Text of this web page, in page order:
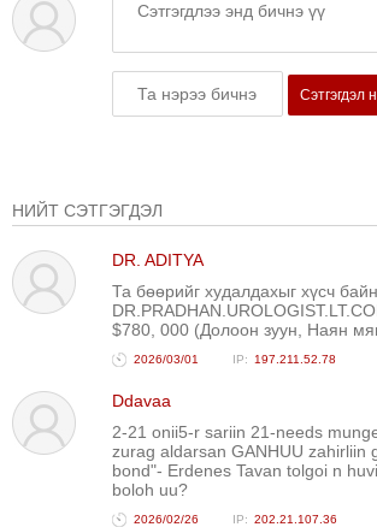
ТӨВСИЙН
ТОДОТГОЛЫН
ЭРГЭН
29
ДҮГЭЭР
ТОЙРОНД
ЗӨРЧЛИЙН
ХУУЛИЙН
Сэтгэгдэл
НИЙТ СЭТГЭГДЭЛ
DR. ADITYA
Та бөөрийг худалдахыг хүсч
$780, 000 (Долоон зуун, Наян
2026/03/01 197.211.52.78
Ddavaa
2-21 onii5-r sariin 21-needs
zurag aldarsan GANHUU zahirliin
bond"- Erdenes Tavan tolgoi n
boloh uu?
2026/02/26 202.21.107.36